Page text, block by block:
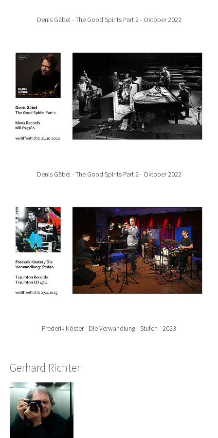
Denis Gäbel - The Good Spirits Part 2 - Oktober 2022
Denis Gäbel - The Good Spirits Part 2 - Oktober 2022
Frederik Köster - Die Verwandlung - Stufen - 2023
Gerhard Richter